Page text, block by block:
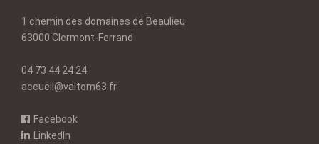
1 chemin des domaines de Beaulieu
63000 Clermont-Ferrand
04 73 44 24 24
accueil@valtom63.fr
Facebook
LinkedIn